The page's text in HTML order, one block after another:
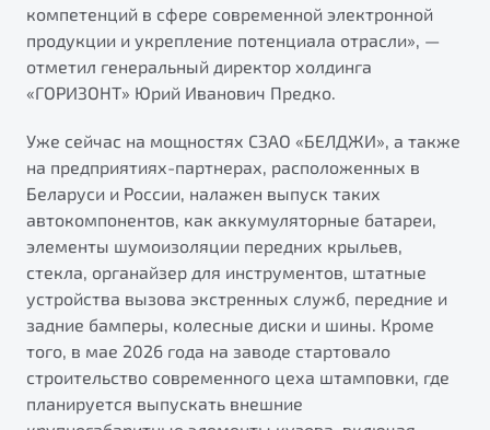
компетенций в сфере современной электронной
продукции и укрепление потенциала отрасли», —
отметил генеральный директор холдинга
«ГОРИЗОНТ» Юрий Иванович Предко.
Уже сейчас на мощностях СЗАО «БЕЛДЖИ», а также
на предприятиях-партнерах, расположенных в
Беларуси и России, налажен выпуск таких
автокомпонентов, как аккумуляторные батареи,
элементы шумоизоляции передних крыльев,
стекла, органайзер для инструментов, штатные
устройства вызова экстренных служб, передние и
задние бамперы, колесные диски и шины. Кроме
того, в мае 2026 года на заводе стартовало
строительство современного цеха штамповки, где
планируется выпускать внешние